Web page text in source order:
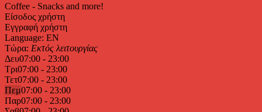
Coffee - Snacks and more!
Είσοδος χρήστη
Εγγραφή χρήστη
Language: EN
Τώρα: Εκτός λειτουργίας
Δευ07:00 - 23:00
Τρι07:00 - 23:00
Τετ07:00 - 23:00
Πεμ07:00 - 23:00
Παρ07:00 - 23:00